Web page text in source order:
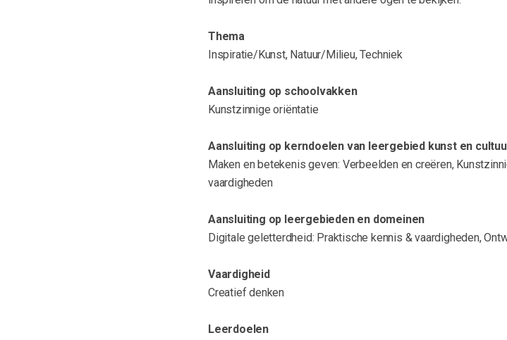
Thema
Inspiratie/Kunst, Natuur/Milieu, Techniek
Aansluiting op schoolvakken
Kunstzinnige oriëntatie
Aansluiting op kerndoelen van leergebied kunst en
Maken en betekenis geven: Verbeelden en creëren,
vaardigheden
Aansluiting op leergebieden en domeinen
Digitale geletterdheid: Praktische kennis & vaardigheden,
Vaardigheid
Creatief denken
Leerdoelen